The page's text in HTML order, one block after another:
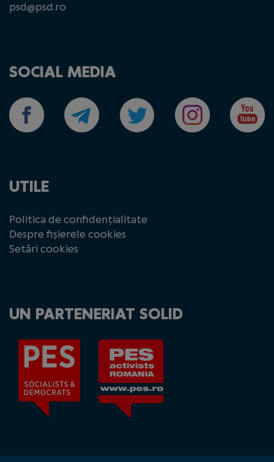
psd@psd.ro
SOCIAL MEDIA
UTILE
Politica de confidențialitate
Despre fișierele cookies
Setări cookies
UN PARTENERIAT SOLID